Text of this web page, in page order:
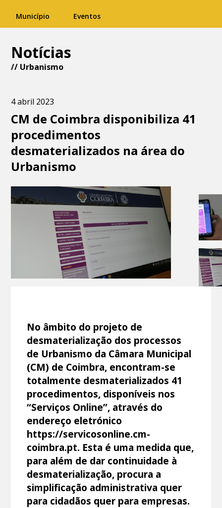
Município Eventos
Notícias
// Urbanismo
4 abril 2023
CM de Coimbra disponibiliza 41
procedimentos
desmaterializados na área do
Urbanismo
No âmbito do projeto de
desmaterialização dos processos
de Urbanismo da Câmara Municipal
(CM) de Coimbra, encontram-se
totalmente desmaterializados 41
procedimentos, disponíveis nos
“Serviços Online”, através do
endereço eletrónico
https://servicosonline.cm-
coimbra.pt. Esta é uma medida que,
para além de dar continuidade à
desmaterialização, procura a
simplificação administrativa quer
para cidadãos quer para empresas.